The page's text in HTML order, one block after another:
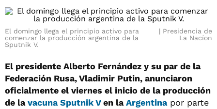
El domingo llega el principio activo para
comenzar la producción argentina de la
Sputnik V.
Presidencia de
La Nacíon
El presidente Alberto Fernández y su par de la
Federación Rusa, Vladimir Putin, anunciaron
oficialmente el viernes el inicio de la producción
de lavacuna Sputnik Ven laArgentinapor parte